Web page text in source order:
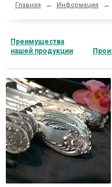
Главная → Информация →
Преимущества
нашей продукции